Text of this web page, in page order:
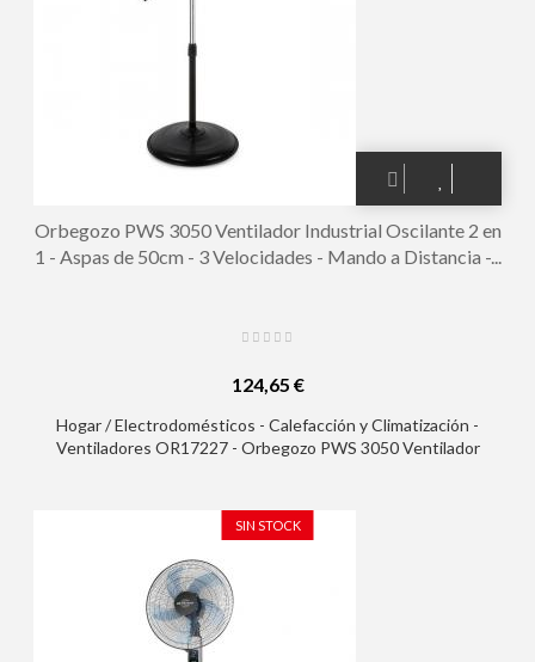
Orbegozo PWS 3050 Ventilador Industrial Oscilante 2 en
1 - Aspas de 50cm - 3 Velocidades - Mando a Distancia -...
124,65 €
Hogar / Electrodomésticos - Calefacción y Climatización -
Ventiladores OR17227 - Orbegozo PWS 3050 Ventilador
Potencia 120 W
SIN STOCK